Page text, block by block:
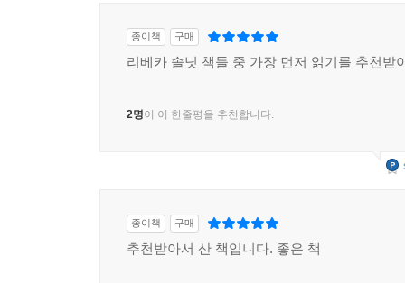
이 책을 조금 다른 관점에서 보자면, 미국 서부
공간에 대한 탁월한 감각을 지닌 저자 덕분에 이
있는 능력과 더불어, 머나먼 장소들에서 다른
방향 모두로 떠날 수 있는 능력이 중요하다는 것
독특한 시선으로 어둠과 빛, 그리고 냉기와 온
종이책 구매
리베카 솔닛 책들 중 가장 먼저 읽기를 추천받
2명이 이 한줄평을 추천합니다.
종이책 구매
추천받아서 산 책입니다. 좋은 책